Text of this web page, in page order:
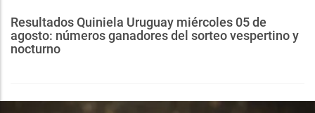
Resultados Quiniela Uruguay miércoles 05 de
agosto: números ganadores del sorteo vespertino y
nocturno